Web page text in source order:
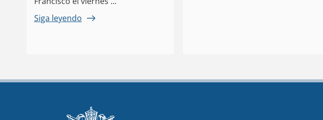
Siga leyendo